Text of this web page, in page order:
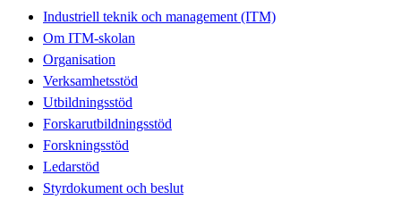
Industriell teknik och management (ITM)
Om ITM-skolan
Organisation
Verksamhetsstöd
Utbildningsstöd
Forskarutbildningsstöd
Forskningsstöd
Ledarstöd
Styrdokument och beslut